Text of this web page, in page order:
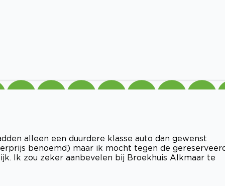
alleen een duurdere klasse auto dan gewenst
benoemd) maar ik mocht tegen de
Ik zou zeker aanbevelen bij Broekhuis Alkmaar te